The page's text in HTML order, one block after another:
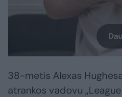
38-metis Alexas
atrankos vadovu